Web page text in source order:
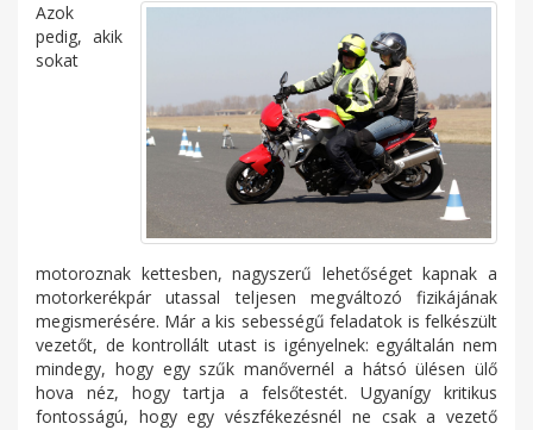
Azok
pedig, akik
sokat
motoroznak kettesben, nagyszerű lehetőséget kapnak a
motorkerékpár utassal teljesen megváltozó fizikájának
megismerésére. Már a kis sebességű feladatok is felkészült
vezetőt, de kontrollált utast is igényelnek: egyáltalán nem
mindegy, hogy egy szűk manővernél a hátsó ülésen ülő
hova néz, hogy tartja a felsőtestét. Ugyanígy kritikus
fontosságú, hogy egy vészfékezésnél ne csak a vezető